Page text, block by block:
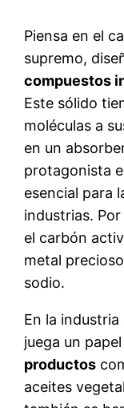
Piensa en el
supremo,
compuestos
Este sólido
moléculas a
en un
protagonista
esencial para
industrias.
el carbón
metal
sodio.
En la
juega un
productos
aceites